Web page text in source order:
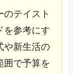
テイスト
を参考にす
や新生活の
囲で予算を